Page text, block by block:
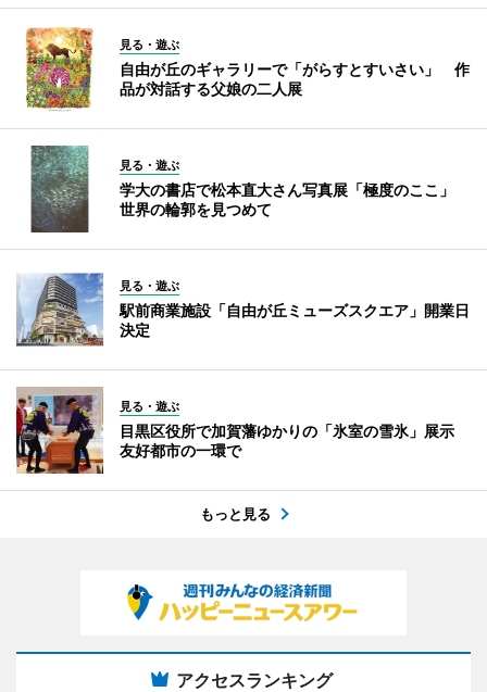
見る・遊ぶ
自由が丘のギャラリーで「がらすとすいさい」 作
品が対話する父娘の二人展
見る・遊ぶ
学大の書店で松本直大さん写真展「極度のここ」
世界の輪郭を見つめて
見る・遊ぶ
駅前商業施設「自由が丘ミューズスクエア」開業日
決定
見る・遊ぶ
目黒区役所で加賀藩ゆかりの「氷室の雪氷」展示
友好都市の一環で
もっと見る
アクセスランキング